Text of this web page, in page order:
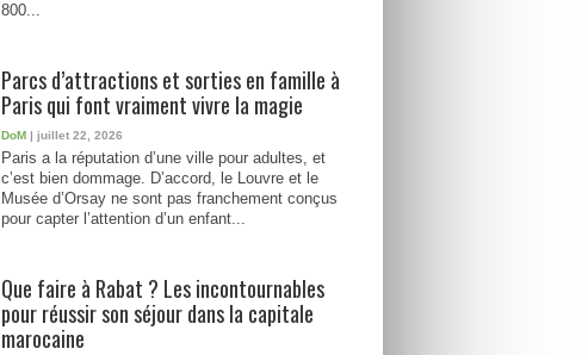
800...
Parcs d’attractions et sorties en famille à
Paris qui font vraiment vivre la magie
DoM | juillet 22, 2026
Paris a la réputation d’une ville pour adultes, et
c’est bien dommage. D’accord, le Louvre et le
Musée d’Orsay ne sont pas franchement conçus
pour capter l’attention d’un enfant...
Que faire à Rabat ? Les incontournables
pour réussir son séjour dans la capitale
marocaine